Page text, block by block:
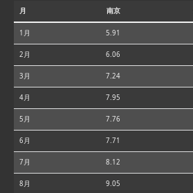
月 南京
1月 5.91
2月 6.06
3月 7.24
4月 7.95
5月 7.76
6月 7.71
7月 8.12
8月 9.05